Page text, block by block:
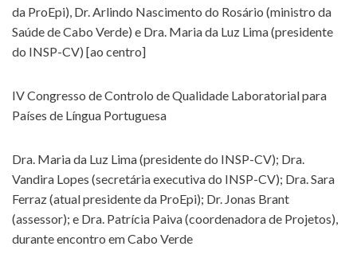
da ProEpi), Dr. Arlindo Nascimento do Rosário (ministro da
Saúde de Cabo Verde) e Dra. Maria da Luz Lima (presidente
do INSP-CV) [ao centro]
IV Congresso de Controlo de Qualidade Laboratorial para
Países de Língua Portuguesa
Dra. Maria da Luz Lima (presidente do INSP-CV); Dra.
Vandira Lopes (secretária executiva do INSP-CV); Dra. Sara
Ferraz (atual presidente da ProEpi); Dr. Jonas Brant
(assessor); e Dra. Patrícia Paiva (coordenadora de Projetos),
durante encontro em Cabo Verde